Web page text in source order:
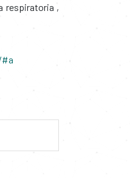
respiratoria ,
#a